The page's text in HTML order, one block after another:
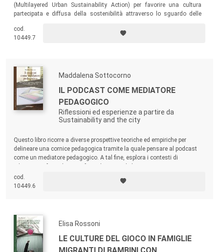
(Multilayered Urban Sustainability Action) per favorire una cultura
partecipata e diffusa della sostenibilità attraverso lo sguardo delle
partecipazione e sperimentazione, relativi ai diversi temi e alle diverse
declinazioni della sostenibilità – ambientale, economica e sociale.
cod.
10449.7
Maddalena Sottocorno
IL PODCAST COME MEDIATORE
PEDAGOGICO
Riflessioni ed esperienze a partire da
Sustainability and the city
Questo libro ricorre a diverse prospettive teoriche ed empiriche per
delineare una cornice pedagogica tramite la quale pensare al podcast
come un mediatore pedagogico. A tal fine, esplora i contesti di
utilizzato per la trasmissione di contenuti, per diffondere conoscenza e
per fare esprimere persone vulnerabili.
cod.
10449.6
Elisa Rossoni
LE CULTURE DEL GIOCO IN FAMIGLIE